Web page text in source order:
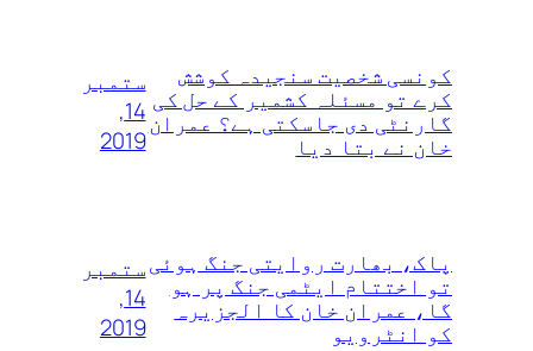
کونسی شخصیت سنجیدہ کوشش
کرے تو مسئلہ کشمیر کے حل کی
گارنٹی دی جاسکتی ہے؟ عمران
خان نے بتا دیا
ستمبر
14,
2019
پاک، بھارت روایتی جنگ ہوئی
تو اختتام ایٹمی جنگ پر ہو
گا، عمران خان کا الجزیرہ
کو انٹرویو
ستمبر
14,
2019